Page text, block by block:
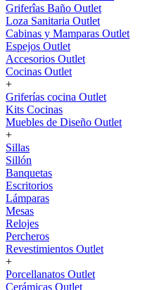
Griferîas Baño Outlet
Loza Sanitaria Outlet
Cabinas y Mamparas Outlet
Espejos Outlet
Accesorios Outlet
Cocinas Outlet
+
Griferías cocina Outlet
Kits Cocinas
Muebles de Diseño Outlet
+
Sillas
Sillón
Banquetas
Escritorios
Lámparas
Mesas
Relojes
Percheros
Revestimientos Outlet
+
Porcellanatos Outlet
Cerámicas Outlet